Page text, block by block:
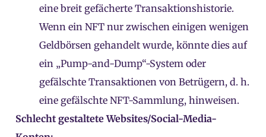
eine breit gefächerte Transaktionshistorie.
Wenn ein NFT nur zwischen einigen wenigen
Geldbörsen gehandelt wurde, könnte dies auf
ein „Pump-and-Dump“-System oder
gefälschte Transaktionen von Betrügern, d. h.
eine gefälschte NFT-Sammlung, hinweisen.
Schlecht gestaltete Websites/Social-Media-